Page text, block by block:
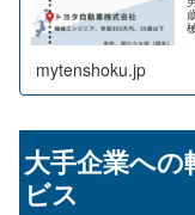
mytenshoku.jp
大手企業へ
ビス